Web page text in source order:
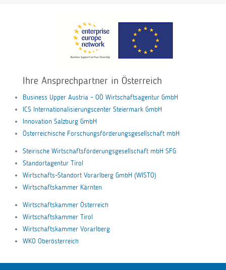
Ihre Ansprechpartner in Österreich
Business Upper Austria – OÖ Wirtschaftsagentur GmbH
ICS Internationalisierungscenter Steiermark GmbH
Innovation Salzburg GmbH
Österreichische Forschungsförderungsgesellschaft mbH
Steirische Wirtschaftsförderungsgesellschaft mbH SFG
Standortagentur Tirol
Wirtschafts-Standort Vorarlberg GmbH (WISTO)
Wirtschaftskammer Kärnten
Wirtschaftskammer Österreich
Wirtschaftskammer Tirol
Wirtschaftskammer Vorarlberg
WKO Oberösterreich